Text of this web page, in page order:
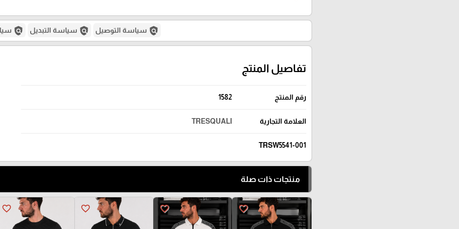
policy سياسة التوصيل policy سياسة التبديل policy
تفاصيل المنتج
رقم المنتج 1582
العلامة التجارية TRESQUALI
TRSW5541-001
منتجات ذات صلة
favorite_border
favorite_border
favorite_border
favorite_border